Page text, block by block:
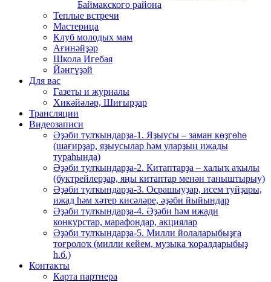
Баймакского района
Теплые встречи
Мастерица
Клуб молодых мам
Ағинәйҙәр
Школа Игебая
Йәнгүҙәй
Для вас
Газеты и журналы
Хикәйәләр, Шиғырҙар
Трансляции
Видеозаписи
Әҙәби тулҡындарҙа-1. Яҙыусы – заман көҙгөһө
(шағирҙар, яҙыусылар һәм уларҙың ижады
тураһында)
Әҙәби тулҡындарҙа-2. Китаптарҙа – халыҡ аҡылы
(буктрейлерҙар, яңы китаптар менән таныштырыу)
Әҙәби тулҡындарҙа-3. Осрашыуҙар, исем туйҙары,
ижад һәм хәтер кисәләре, әҙәби йыйындар
Әҙәби тулҡындарҙа-4. Әҙәби һәм ижади
конкурстар, марафондар, акциялар
Әҙәби тулҡындарҙа-5. Милли йолаларыбыҙға
тоғролоҡ (милли кейем, музыка ҡоралдарыбыҙ
һ.б.)
Контакты
Карта партнера